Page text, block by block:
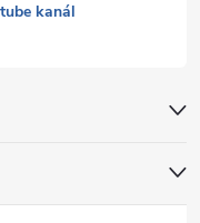
kanál